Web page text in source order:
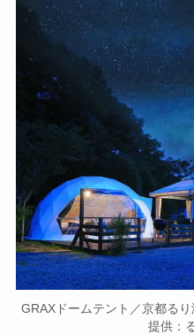
GRAXドームテント／京都る
提供：